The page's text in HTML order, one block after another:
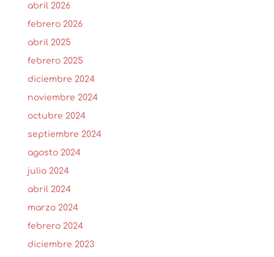
abril 2026
febrero 2026
abril 2025
febrero 2025
diciembre 2024
noviembre 2024
octubre 2024
septiembre 2024
agosto 2024
julio 2024
abril 2024
marzo 2024
febrero 2024
diciembre 2023